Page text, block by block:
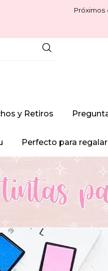
Próximos
y Retiros
Perfecto para regalar